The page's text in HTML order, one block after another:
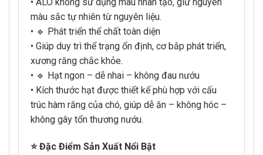
màu sắc tự nhiên từ nguyên liệu.
• 🔹 Phát triển thể chất toàn diện
• Giúp duy trì thể trạng ổn định, cơ bắp phát triển,
xương răng chắc khỏe.
• 🔹 Hạt ngon – dễ nhai – không đau nướu
• Kích thước hạt được thiết kế phù hợp với cấu
trúc hàm răng của chó, giúp dễ ăn – không hóc –
không gây tổn thương nướu.
⭐ Đặc Điểm Sản Xuất Nổi Bật